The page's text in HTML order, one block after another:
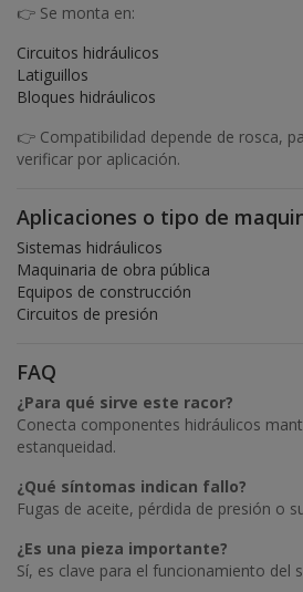
👉 Se monta en:
Circuitos hidráulicos
Latiguillos
Bloques hidráulicos
👉 Compatibilidad depende de rosca,
verificar por aplicación.
Aplicaciones o tipo de
Sistemas hidráulicos
Maquinaria de obra pública
Equipos de construcción
Circuitos de presión
FAQ
¿Para qué sirve este racor?
Conecta componentes hidráulicos
estanqueidad.
¿Qué síntomas indican fallo?
Fugas de aceite, pérdida de presión o
¿Es una pieza importante?
Sí, es clave para el funcionamiento del